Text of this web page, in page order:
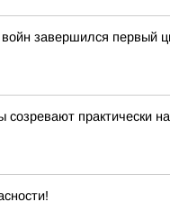
завершился первый
созревают практически